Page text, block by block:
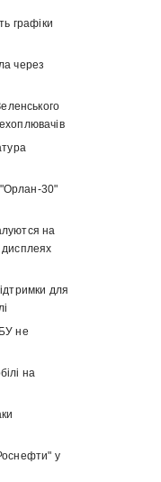
графіки
через
"Орлан-30"
на
для
не
на
у